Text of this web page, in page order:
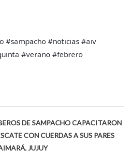
#sampacho #noticias #aiv
#verano #febrero
DE SAMPACHO CAPACITARON
CON CUERDAS A SUS PARES
JUJUY